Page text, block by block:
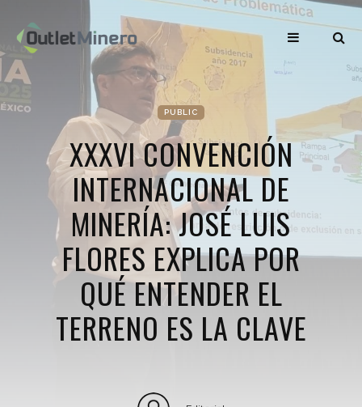
PUBLIC
XXXVI CONVENCIÓN
INTERNACIONAL DE
MINERÍA: JOSÉ LUIS
FLORES EXPLICA POR
QUÉ ENTENDER EL
TERRENO ES LA CLAVE